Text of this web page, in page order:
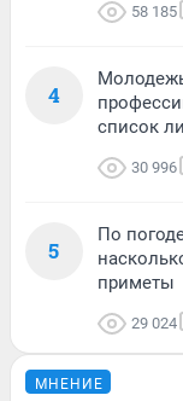
58 185
4
список
30 996
5
По
приметы
29 024
МНЕНИЕ